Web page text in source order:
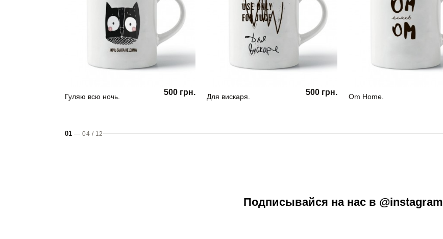
Гуляю всю ночь. 500 грн. Для вискаря. 500 грн. Om Home.
01 —04 / 12
Подписывайся на нас в @instagram